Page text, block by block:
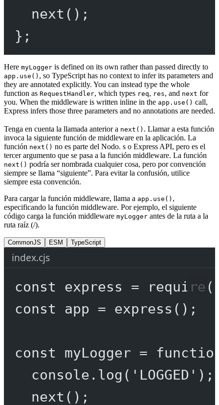
next ();
};
Here myLogger is defined on its own rather than passed directly to
app.use() , so TypeScript has no context to infer its parameters and
they are annotated explicitly. You can instead type the whole
function as RequestHandler, which types req, res, and next for
you. When the middleware is written inline in the app.use() call,
Express infers those three parameters and no annotations are needed.
Tenga en cuenta la llamada anterior a next() . Llamar a esta función
invoca la siguiente función de middleware en la aplicación. La
función next() no es parte del Nodo. s o Express API, pero es el
tercer argumento que se pasa a la función middleware. La función
next() podría ser nombrada cualquier cosa, pero por convención
siempre se llama “siguiente”. Para evitar la confusión, utilice
siempre esta convención.
Para cargar la función middleware, llama a app.use() ,
especificando la función middleware. Por ejemplo, el siguiente
código carga la función middleware myLogger antes de la ruta a la
ruta raíz (/).
CommonJS ESM TypeScript
index.cjs
const express = require (
const
app = express ();
const myLogger =
console. log ( 'LOGGED' );
next ();